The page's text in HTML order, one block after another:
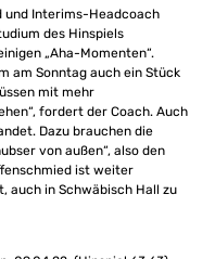
und Interims-Headcoach
des Hinspiels
„Aha-Momenten“.
am Sonntag auch ein Stück
mit mehr
fordert der Coach. Auch
Dazu brauchen die
von außen“, also den
ist weiter
auch in Schwäbisch Hall zu